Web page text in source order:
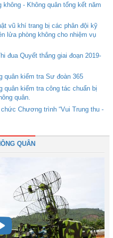
- Không quân tổng kết năm
vũ khí trang bị các phân đội kỹ
lửa phòng không cho nhiệm vụ
đua Quyết thắng giai đoạn 2019-
quân kiểm tra Sư đoàn 365
quân kiểm tra công tác chuẩn bị
quân.
Chương trình “Vui Trung thu -
QUÂN